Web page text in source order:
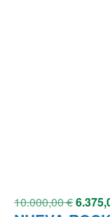
10.000,00€